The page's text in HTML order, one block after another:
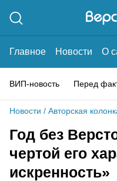
Главное Новости О
ВИП-новость Перед
Новости / Авторская
Год без
чертой его
искренность»